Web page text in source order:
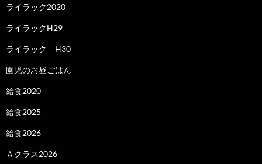
ライラック2020
ライラックH29
ライラック H30
園児のお昼ごはん
給食2020
給食2025
給食2026
Ａクラス2026